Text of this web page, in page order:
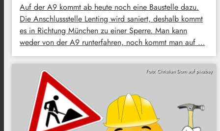
Auf der A9 kommt ab heute noch eine Baustelle dazu.
Die Anschlussstelle Lenting wird saniert, deshalb kommt
es in Richtung München zu einer Sperre. Man kann
weder von der A9 runterfahren, noch kommt man auf …
Foto: Christian Dorn auf pixabay